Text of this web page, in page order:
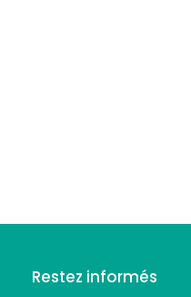
Restez informés